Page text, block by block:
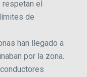
el
de
han llegado a
por la zona.